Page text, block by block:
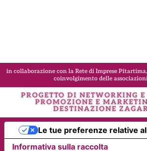
in collaborazione con la Rete di Imprese
coinvolgimento delle
PROGETTO DI NETWORKING
PROMOZIONE E
DESTINAZIONE
Informativa sulla raccolta
Le tue preferenze relative